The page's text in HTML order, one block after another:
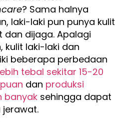
? Sama halnya
laki-laki pun punya kulit
dijaga. Apalagi
kulit laki-laki dan
beberapa perbedaan
tebal sekitar 15-20
dan produksi
banyak sehingga dapat